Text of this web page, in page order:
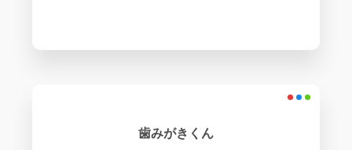
歯みがきくん